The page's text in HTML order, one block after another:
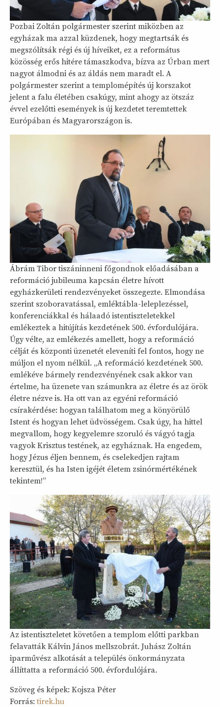
Pozbai Zoltán polgármester szerint miközben az
egyházak ma azzal küzdenek, hogy megtartsák és
megszólítsák régi és új híveiket, ez a református
közösség erős hitére támaszkodva, bízva az Úrban mert
nagyot álmodni és az áldás nem maradt el. A
polgármester szerint a templomépítés új korszakot
jelent a falu életében csakúgy, mint ahogy az ötszáz
évvel ezelőtti események is új kezdetet teremtettek
Európában és Magyarországon is.
Ábrám Tibor tiszáninneni főgondnok előadásában a
reformáció jubileuma kapcsán életre hívott
egyházkerületi rendezvényeket összegezte. Elmondása
szerint szoboravatással, emléktábla-leleplezéssel,
konferenciákkal és hálaadó istentiszteletekkel
emlékeztek a hitújítás kezdetének 500. évfordulójára.
Úgy vélte, az emlékezés amellett, hogy a reformáció
célját és központi üzenetét eleveníti fel fontos, hogy ne
múljon el nyom nélkül. „A reformáció kezdetének 500.
emlékéve bármely rendezvényének csak akkor van
értelme, ha üzenete van számunkra az életre és az örök
életre nézve is. Ha ott van az egyéni reformáció
csírakérdése: hogyan találhatom meg a könyörülő
Istent és hogyan lehet üdvösségem. Csak úgy, ha hittel
megvallom, hogy kegyelemre szoruló és vágyó tagja
vagyok Krisztus testének, az egyháznak. Ha engedem,
hogy Jézus éljen bennem, és cselekedjen rajtam
keresztül, és ha Isten igéjét életem zsinórmértékének
tekintem!”
Az istentiszteletet követően a templom előtti parkban
felavatták Kálvin János mellszobrát. Juhász Zoltán
iparművész alkotását a település önkormányzata
állíttatta a reformáció 500. évfordulójára.
Szöveg és képek: Kojsza Péter
Forrás:tirek.hu